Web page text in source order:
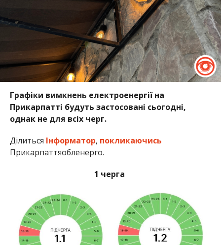
Графіки вимкнень електроенергії на
Прикарпатті будуть застосовані сьогодні,
однак не для всіх черг.
Ділиться Інформатор, покликаючись
Прикарпаттяобленерго.
1 черга